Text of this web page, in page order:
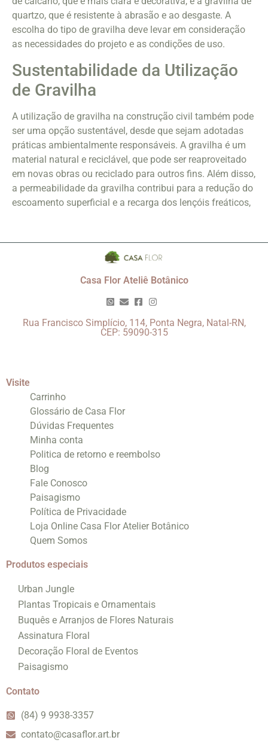
quartzo, que é resistente à abrasão e ao desgaste. A
escolha do tipo de gravilha deve levar em consideração
as necessidades do projeto e as condições de uso.
Sustentabilidade da Utilização
de Gravilha
A utilização de gravilha na construção civil também pode
ser uma opção sustentável, desde que sejam adotadas
práticas ambientalmente responsáveis. A gravilha é um
material natural e reciclável, que pode ser reaproveitado
em novas obras ou reciclado para outros fins. Além disso,
a permeabilidade da gravilha contribui para a redução do
escoamento superficial e a recarga dos lençóis freáticos,
Casa Flor Ateliê Botânico
Rua Francisco Simplício, 114, Ponta Negra, Natal-RN,
CEP: 59090-315
Visite
Carrinho
Glossário de Casa Flor
Dúvidas Frequentes
Minha conta
Politica de retorno e reembolso
Blog
Fale Conosco
Paisagismo
Política de Privacidade
Loja Online Casa Flor Atelier Botânico
Quem Somos
Produtos especiais
Urban Jungle
Plantas Tropicais e Ornamentais
Buquês e Arranjos de Flores Naturais
Assinatura Floral
Decoração Floral de Eventos
Paisagismo
Contato
(84) 9 9938-3357
contato@casaflor.art.br